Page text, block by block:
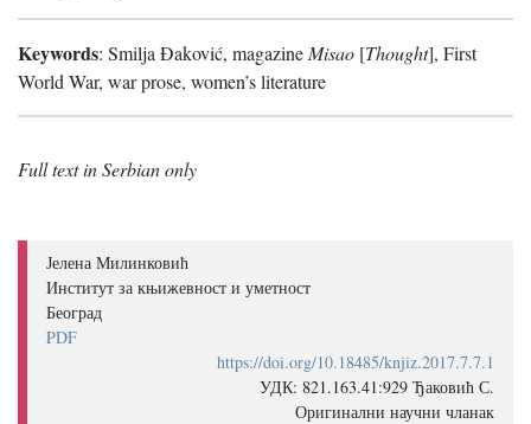
Keywords: Smilja Đaković, magazine Misao [Thought], First
World War, war prose, women’s literature
Full text in Serbian only
Јелена Милинковић
Институт за књижевност и уметност
Београд
PDF
https://doi.org/10.18485/knjiz.2017.7.7.1
УДК: 821.163.41:929 Ђаковић С.
Оригинални научни чланак